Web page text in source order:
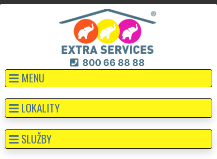
800 66 88 88
MENU
LOKALITY
SLUŽBY